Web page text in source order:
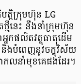
តិ​ក្រុមហ៊ុន LG
មីនេះ នឹង​នាំក្រុមហ៊ុន​​
កផលិត​វត្ថុធាតុដើម​
ង​បំពេញ​នូវ​ចក្ខុវិស័យ​​
កល​​នាំមុខគេផងដែរ។